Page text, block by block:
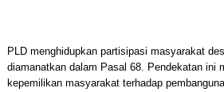
PLD menghidupkan partisipasi masyarakat
diamanatkan dalam Pasal 68. Pendekatan ini
kepemilikan masyarakat terhadap